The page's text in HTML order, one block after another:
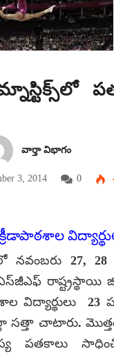
వార్తా విభాగం
3, 2014 0
27,
రాష్ట్రస్థాయి
విద్యార్థులు 23
సత్తా చాటారు.
పతకాలు